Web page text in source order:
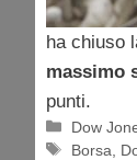
ha chiuso
massimo
punti.
Dow
Tag
Borsa